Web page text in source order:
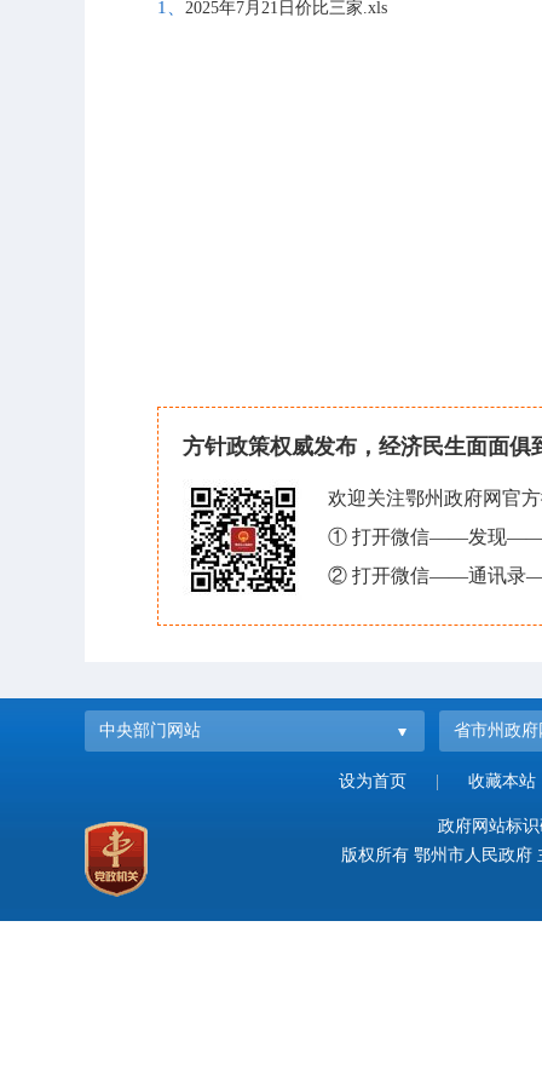
1、 2025年7月21日价比三家.xls
方针政策权威发布，经济民生面面俱
欢迎关注鄂州政府网官
① 打开微信——发现——
② 打开微信——通讯录
中央部门网站 省市州政府
设为首页 收藏本站
政府网站标
版权所有 鄂州市人民政府